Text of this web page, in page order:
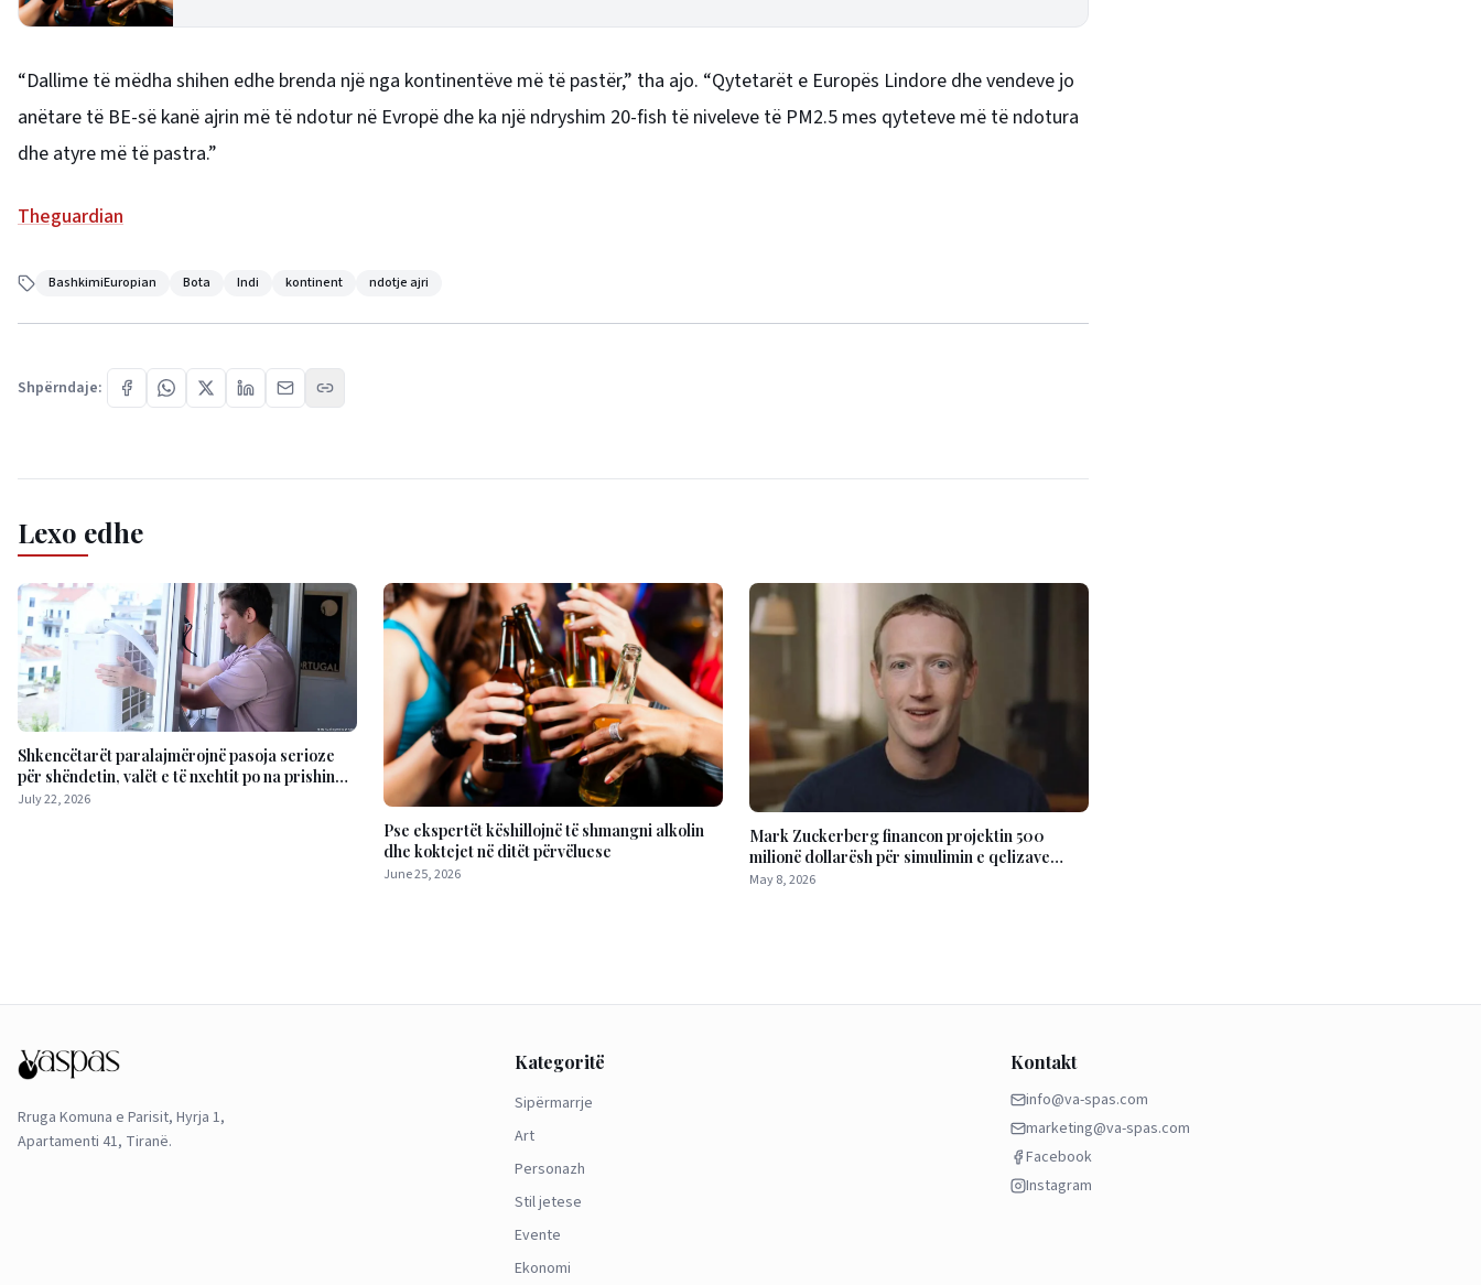
“Dallime të mëdha shihen edhe brenda një nga kontinentëve më të pastër,” tha ajo. “Qytetarët e Europës Lindore dhe vendeve jo
anëtare të BE-së kanë ajrin më të ndotur në Evropë dhe ka një ndryshim 20-fish të niveleve të PM2.5 mes qyteteve më të ndotura
dhe atyre më të pastra.”
Theguardian
BashkimiEuropian Bota Indi kontinent ndotje ajri
Shpërndaje:
Lexo edhe
Shkencëtarët paralajmërojnë pasoja serioze
për shëndetin, valët e të nxehtit po na prishin
gjumin
July 22, 2026
Pse ekspertët këshillojnë të shmangni alkolin
dhe koktejet në ditët përvëluese
June 25, 2026
Mark Zuckerberg financon projektin 500
milionë dollarësh për simulimin e qelizave
njerëzore me IA
May 8, 2026
Rruga Komuna e Parisit, Hyrja 1,
Apartamenti 41, Tiranë.
Kategoritë
Sipërmarrje
Art
Personazh
Stil jetese
Evente
Ekonomi
Kontakt
info@va-spas.com
marketing@va-spas.com
Facebook
Instagram